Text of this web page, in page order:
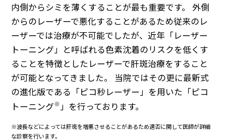
内側からシミを薄くすることが最も重要です。
外側
からのレーザーで悪化することがあるため従来のレ
ーザーでは治療が不可能でしたが、近年「レーザー
トーニング」と呼ばれる色素沈着のリスクを低くす
ることを特徴としたレーザーで肝斑治療をすること
が可能となってきました。
当院ではその更に最新式
の進化版である「ピコ秒レーザー」を用いた「ピコ
トーニング※ 」を行っております。
※波長などによっては肝斑を増悪させることがあるため適否に関して医師が詳細
な診察を行います。